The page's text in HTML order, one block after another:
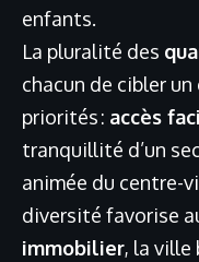
enfants.
La pluralité des
chacun de cibler
priorités : accès
tranquillité d’un
animée du centre-
diversité favorise
immobilier, la ville